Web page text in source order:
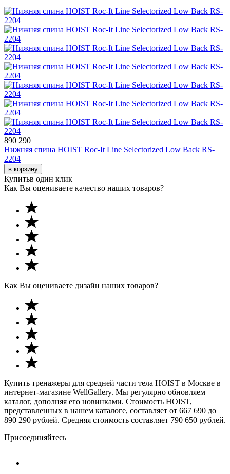
890 290
Нижняя спина HOIST Roc-It Line Selectorized Low Back RS-
2204
в корзину
Купитьв один клик
Как Вы оцениваете качество наших товаров?
Как Вы оцениваете дизайн наших товаров?
Купить тренажеры для средней части тела HOIST в Москве в
интернет-магазине WellGallery. Мы регулярно обновляем
каталог, дополняя его новинками. Стоимость HOIST,
представленных в нашем каталоге, составляет от 667 690 до
890 290 рублей. Средняя стоимость составляет 790 650 рублей.
Присоединяйтесь